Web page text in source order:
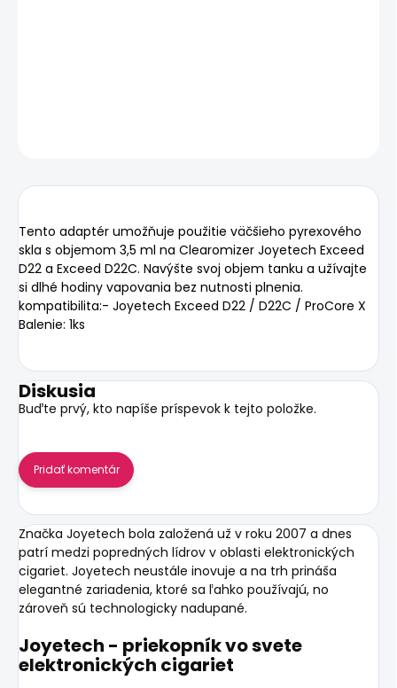
Tento adaptér umožňuje použitie väčšieho pyrexového
skla s objemom 3,5 ml na Clearomizer Joyetech Exceed
D22 a Exceed D22C. Navýšte svoj objem tanku a užívajte
si dlhé hodiny vapovania bez nutnosti plnenia.
kompatibilita:- Joyetech Exceed D22 / D22C / ProCore X
Balenie: 1ks
Diskusia
Buďte prvý, kto napíše príspevok k tejto položke.
Pridať komentár
Značka Joyetech bola založená už v roku 2007 a dnes
patrí medzi popredných lídrov v oblasti elektronických
cigariet. Joyetech neustále inovuje a na trh prináša
elegantné zariadenia, ktoré sa ľahko používajú, no
zároveň sú technologicky nadupané.
Joyetech - priekopník vo svete
elektronických cigariet